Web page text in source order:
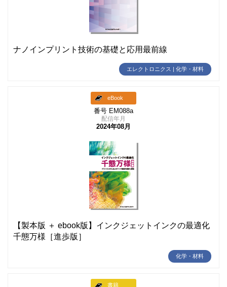
ナノインプリント技術の基礎と応用最前線
エレクトロニクス | 化学・材料
eBook
番号 EM088a
配信年月
2024年08月
【製本版 ＋ ebook版】インクジェットインクの最適化
千態万様［進歩版］
化学・材料
書籍